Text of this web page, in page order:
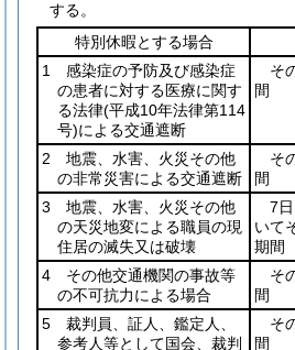
する。
特別休暇とする場合
1 感染症の予防及び感染症
の患者に対する医療に関す
る法律(平成10年法律第114
号)による交通遮断
そ
間
2 地震、水害、火災その他
の非常災害による交通遮断
そ
間
3 地震、水害、火災その他
の天災地変による職員の現
住居の滅失又は破壊
7
いて
期間
4 その他交通機関の事故等
の不可抗力による場合
そ
間
5 裁判員、証人、鑑定人、
参考人等として国会、裁判
そ
間